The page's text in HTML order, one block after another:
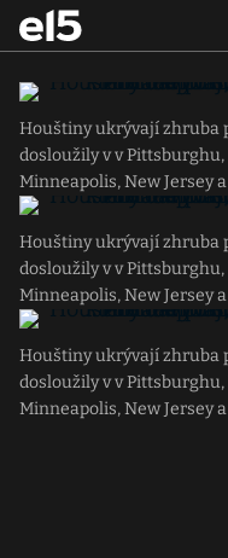
Houštiny ukrývají zhruba
dosloužily v v
Minneapolis, New Jersey
Houštiny ukrývají zhruba
dosloužily v v
Minneapolis, New Jersey
Houštiny ukrývají zhruba
dosloužily v v
Minneapolis, New Jersey